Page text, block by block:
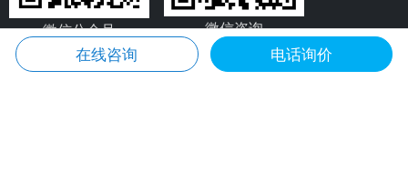
微信公众号 微信咨询
在线咨询 电话询价